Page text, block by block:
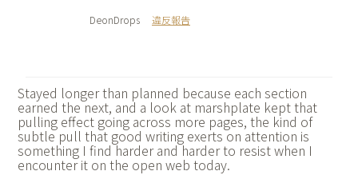
DeonDrops 違反報告
Stayed longer than planned because each section
earned the next, and a look at marshplate kept that
pulling effect going across more pages, the kind of
subtle pull that good writing exerts on attention is
something I find harder and harder to resist when I
encounter it on the open web today.